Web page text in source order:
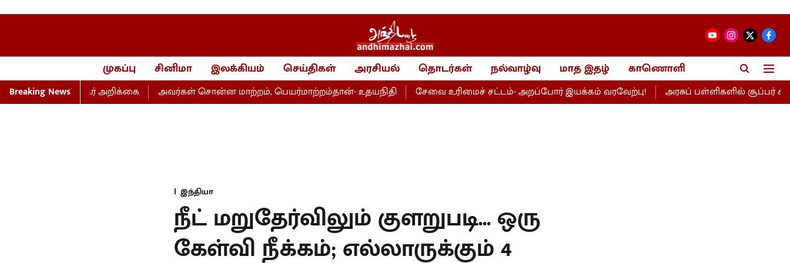
முகப்பு சினிமா இலக்கியம் செய்திகள் அரசியல் தொடர்கள் நல்வாழ்வு மாத இதழ் காணொளி
Breaking News
தாகூர் அறிக்கை அவர்கள் சொன்ன மாற்றம், பெயர்மாற்றம்தான்- உதயநிதி சேவை உரிமைச் சட்டம்- அறப்போர் இயக்கம் வரவேற்பு! அரசுப் பள்ளிகளில் சூப்பர் கிளீன்
இந்தியா
நீட் மறுதேர்விலும் குளறுபடி... ஒரு
கேள்வி நீக்கம்; எல்லாருக்கும் 4